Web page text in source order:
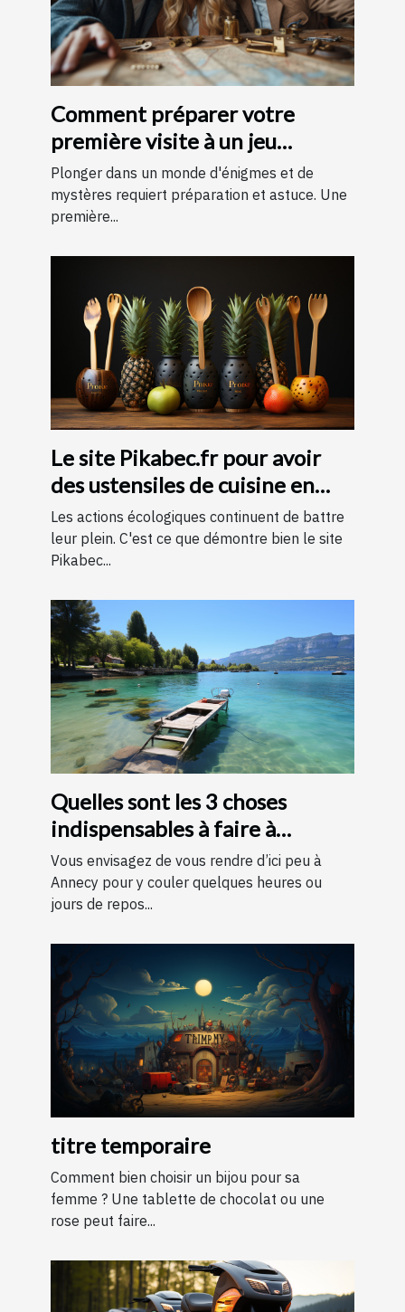
Comment préparer votre
première visite à un jeu
d'évasion : conseils et astuces
pour une expérience
mémorable
Plonger dans un monde d'énigmes et de
mystères requiert préparation et astuce. Une
première...
Le site Pikabec.fr pour avoir
des ustensiles de cuisine en
bois
Les actions écologiques continuent de battre
leur plein. C'est ce que démontre bien le site
Pikabec...
Quelles sont les 3 choses
indispensables à faire à
Annecy ?
Vous envisagez de vous rendre d’ici peu à
Annecy pour y couler quelques heures ou
jours de repos...
titre temporaire
Comment bien choisir un bijou pour sa
femme ? Une tablette de chocolat ou une
rose peut faire...